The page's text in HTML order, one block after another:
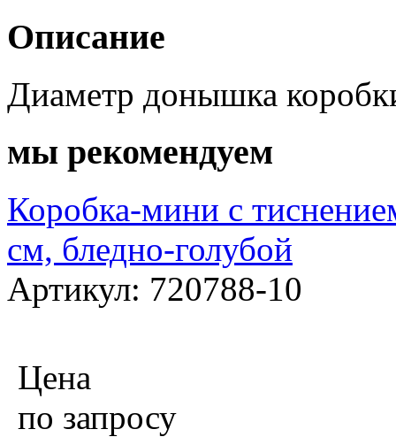
Описание
Диаметр донышка
мы рекомендуем
Коробка-мини с
см, бледно-голубой
Артикул: 720788-10
Цена
по запросу